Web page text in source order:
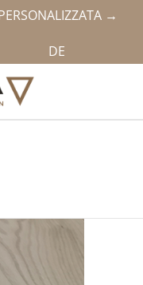
→
DE